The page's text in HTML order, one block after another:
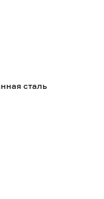
на куски
гайка» с
сталь